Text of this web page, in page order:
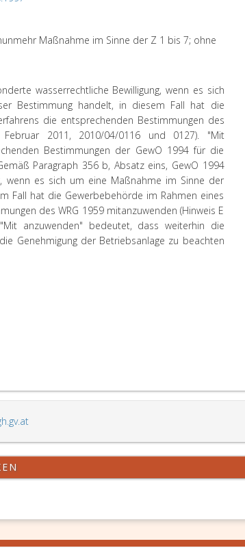
Maßnahme im Sinne der Z 1 bis 7; ohne
wasserrechtliche Bewilligung, wenn es sich
Bestimmung handelt, in diesem Fall hat die
die entsprechenden Bestimmungen des
2011, 2010/04/0116 und 0127). "Mit
Bestimmungen der GewO 1994 für die
Paragraph 356 b, Absatz eins, GewO 1994
wenn es sich um eine Maßnahme im Sinne der
Fall hat die Gewerbebehörde im Rahmen eines
des WRG 1959 mitanzuwenden (Hinweis E
anzuwenden" bedeutet, dass weiterhin die
Genehmigung der Betriebsanlage zu beachten